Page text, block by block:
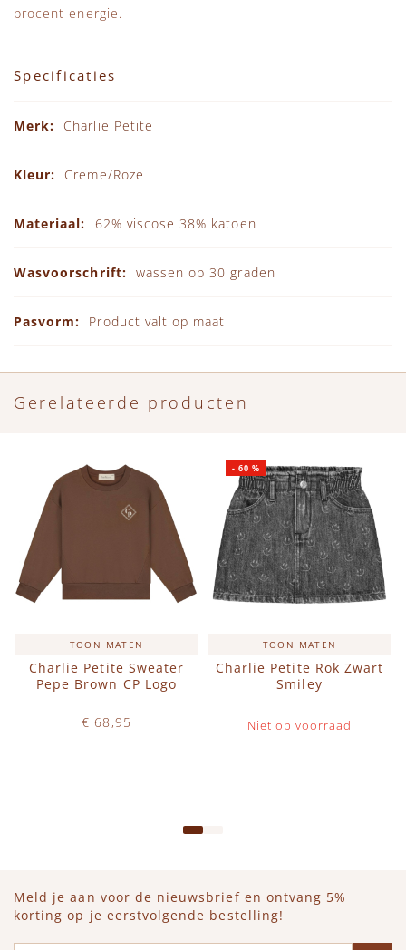
procent energie.
Specificaties
Charlie Petite
Creme/Roze
62% viscose 38% katoen
wassen op 30 graden
Product valt op maat
Gerelateerde producten
TOON MATEN
Charlie Petite Sweater
Pepe Brown CP Logo
€ 68,95
TOON MATEN
Charlie Petite Rok Zwart
Smiley
Niet op voorraad
-60 %
Meld je aan voor de nieuwsbrief en ontvang 5%
korting op je eerstvolgende bestelling!